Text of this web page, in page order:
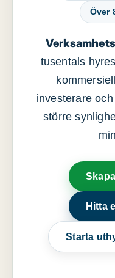
Över
tusentals
investerare
större
Hitta
Starta